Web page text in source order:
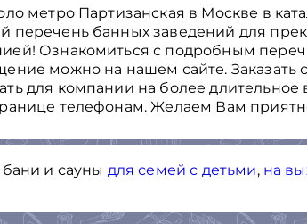
метро Партизанская в Москве в
перечень банных заведений для
Ознакомиться с подробным
можно на нашем сайте. Заказать
для компании на более
телефонам. Желаем Вам
и сауны для семей с детьми, на